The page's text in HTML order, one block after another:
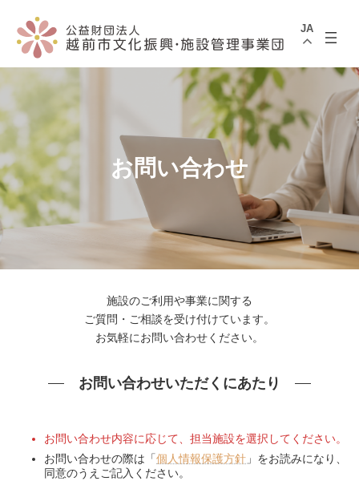
キ
ッ
プ
に
移
動
JA
お問い合わせ
施設のご利用や事業に関する
ご質問・ご相談を受け付けています。
お気軽にお問い合わせください。
お問い合わせいただくにあたり
お問い合わせ内容に応じて、担当施設を選択してください。
お問い合わせの際は「個人情報保護方針 」をお読みになり、
同意のうえご記入ください。